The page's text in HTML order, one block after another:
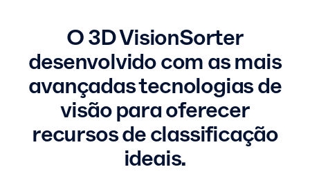
O 3D VisionSorter
desenvolvido com as mais
avançadas tecnologias de
visão para oferecer
recursos de classificação
ideais.